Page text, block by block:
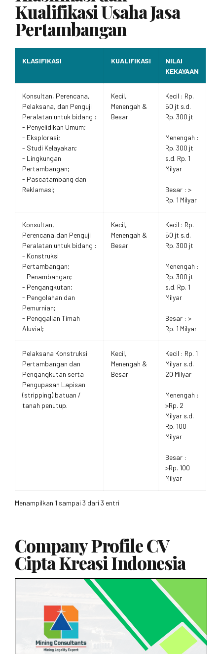
Kualifikasi Usaha Jasa
Pertambangan
KLASIFIKASI KUALIFIKASI
NILAI
KEKAYAAN
Konsultan, Perencana,
Pelaksana, dan Penguji
Peralatan untuk bidang :
- Penyelidikan Umum;
- Eksplorasi;
- Studi Kelayakan;
- Lingkungan
Pertambangan;
- Pascatambang dan
Reklamasi;
Kecil,
Menengah &
Besar
Kecil : Rp.
50 jt s.d.
Rp. 300 jt
Menengah :
Rp. 300 jt
s.d. Rp. 1
Milyar
Besar : >
Rp. 1 Milyar
Konsultan,
Perencana,dan Penguji
Peralatan untuk bidang :
- Konstruksi
Pertambangan;
- Penambangan;
- Pengangkutan;
- Pengolahan dan
Pemurnian;
- Penggalian Timah
Aluvial;
Kecil,
Menengah &
Besar
Kecil : Rp.
50 jt s.d.
Rp. 300 jt
Menengah :
Rp. 300 jt
s.d. Rp. 1
Milyar
Besar : >
Rp. 1 Milyar
Pelaksana Konstruksi
Pertambangan dan
Pengangkutan serta
Pengupasan Lapisan
(stripping) batuan /
tanah penutup.
Kecil,
Menengah &
Besar
Kecil : Rp. 1
Milyar s.d.
20 Milyar
Menengah :
>Rp. 2
Milyar s.d.
Rp. 100
Milyar
Besar :
>Rp. 100
Milyar
Menampilkan 1 sampai 3 dari 3 entri
Company Profile CV
Cipta Kreasi Indonesia